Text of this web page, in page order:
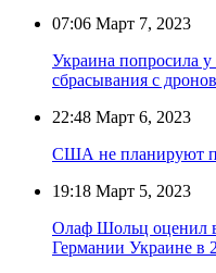
07:06 Март 7, 2023
Украина попросила
сбрасывания с
22:48 Март 6, 2023
США не планируют
19:18 Март 5, 2023
Олаф Шольц оценил
Германии Украине в